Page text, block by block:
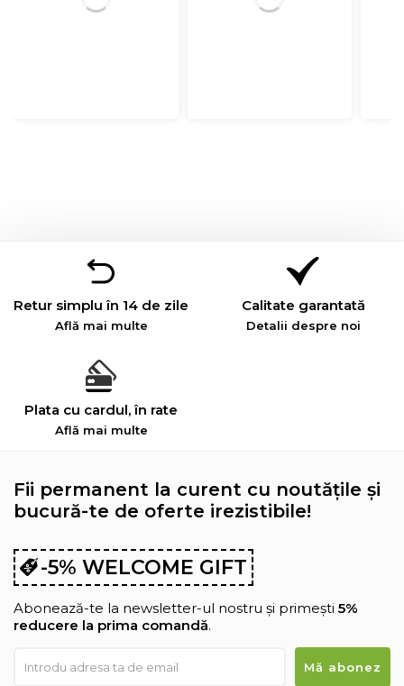
Retur simplu în 14 de zile
Află mai multe
Calitate garantată
Detalii despre noi
Plata cu cardul, în rate
Află mai multe
Fii permanent la curent cu noutățile și
bucură-te de oferte irezistibile!
-5% WELCOME GIFT
Abonează-te la newsletter-ul nostru și primești 5%
reducere la prima comandă.